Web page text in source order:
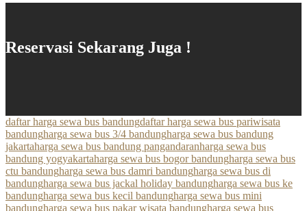
Reservasi Sekarang Juga !
daftar harga sewa bus bandungdaftar harga sewa bus pariwisata
bandungharga sewa bus 3/4 bandungharga sewa bus bandung
jakartaharga sewa bus bandung pangandaranharga sewa bus
bandung yogyakartaharga sewa bus bogor bandungharga sewa bus
ctu bandungharga sewa bus damri bandungharga sewa bus di
bandungharga sewa bus jackal holiday bandungharga sewa bus ke
bandungharga sewa bus kecil bandungharga sewa bus mini
bandungharga sewa bus pakar wisata bandungharga sewa bus